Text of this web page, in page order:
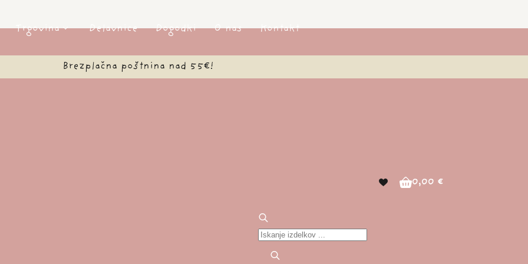
Trgovina Delavnice Dogodki O nas Kontakt
Products
search
Shopping
0,00 €
Brezplačna poštnina nad 55€!